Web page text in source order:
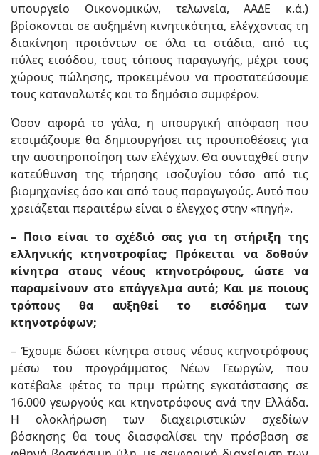
υπουργείο Οικονομικών, τελωνεία, ΑΑΔΕ κ.ά.)
βρίσκονται σε αυξημένη κινητικότητα, ελέγχοντας τη
διακίνηση προϊόντων σε όλα τα στάδια, από τις
πύλες εισόδου, τους τόπους παραγωγής, μέχρι τους
χώρους πώλησης, προκειμένου να προστατεύσουμε
τους καταναλωτές και το δημόσιο συμφέρον.
Όσον αφορά το γάλα, η υπουργική απόφαση που
ετοιμάζουμε θα δημιουργήσει τις προϋποθέσεις για
την αυστηροποίηση των ελέγχων. Θα συνταχθεί στην
κατεύθυνση της τήρησης ισοζυγίου τόσο από τις
βιομηχανίες όσο και από τους παραγωγούς. Αυτό που
χρειάζεται περαιτέρω είναι ο έλεγχος στην «πηγή».
– Ποιο είναι το σχέδιό σας για τη στήριξη της
ελληνικής κτηνοτροφίας; Πρόκειται να δοθούν
κίνητρα στους νέους κτηνοτρόφους, ώστε να
παραμείνουν στο επάγγελμα αυτό; Και με ποιους
τρόπους θα αυξηθεί το εισόδημα των
κτηνοτρόφων;
– Έχουμε δώσει κίνητρα στους νέους κτηνοτρόφους
μέσω του προγράμματος Νέων Γεωργών, που
κατέβαλε φέτος το πριμ πρώτης εγκατάστασης σε
16.000 γεωργούς και κτηνοτρόφους ανά την Ελλάδα.
Η ολοκλήρωση των διαχειριστικών σχεδίων
βόσκησης θα τους διασφαλίσει την πρόσβαση σε